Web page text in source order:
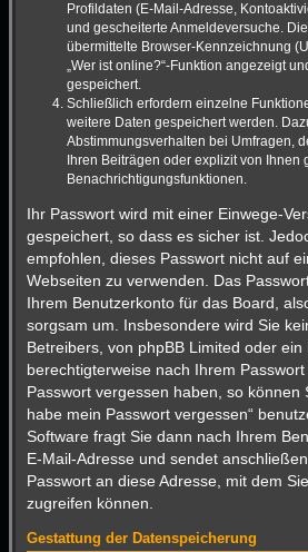
Profildaten (E-Mail-Adresse,
und gescheiterte Anmeldeversuche.
übermittelte Browser-Kennzeichnung
„Wer ist online?“-Funktion angezeigt
gespeichert.
Schließlich erfordern einzelne
weitere Daten gespeichert werden.
Abstimmungsverhalten bei Umfragen,
Ihren Beiträgen oder explizit von
Benachrichtigungsfunktionen.
Ihr Passwort wird mit einer Einwege-
gespeichert, so dass es sicher ist.
empfohlen, dieses Passwort nicht auf
Webseiten zu verwenden. Das
Ihrem Benutzerkonto für das Board,
sorgsam um. Insbesondere wird Sie
Betreibers, von phpBB Limited oder ein
berechtigterweise nach Ihrem
Passwort vergessen haben, so können
habe mein Passwort vergessen“
Software fragt Sie dann nach Ihrem
E-Mail-Adresse und sendet
Passwort an diese Adresse, mit dem
zugreifen können.
Gestattung der Datenspeicherung